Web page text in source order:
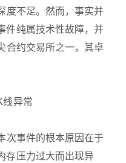
度不足。然而，事实并
件纯属技术性故障，并
合约交易所之一，其卓
异常
次事件的根本原因在于
存压力过大而出现异